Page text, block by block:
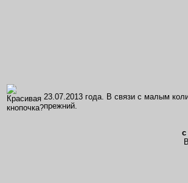
23.07.2013 года. В связи с малым
прежний.